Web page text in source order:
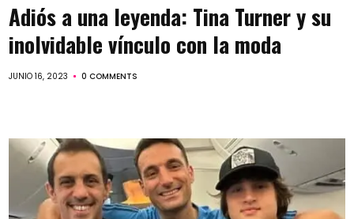
Adiós a una leyenda: Tina Turner y su
inolvidable vínculo con la moda
JUNIO 16, 2023 0 COMMENTS